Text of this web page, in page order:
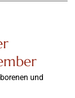
und